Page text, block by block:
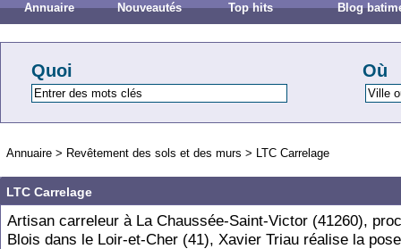
Annuaire Nouveautés Top hits Blog
Quoi Où
Annuaire > Revêtement des sols et des murs > LTC Carrelage
LTC Carrelage
Artisan carreleur à La Chaussée-Saint-Victor (41260),
Blois dans le Loir-et-Cher (41), Xavier Triau réalise la